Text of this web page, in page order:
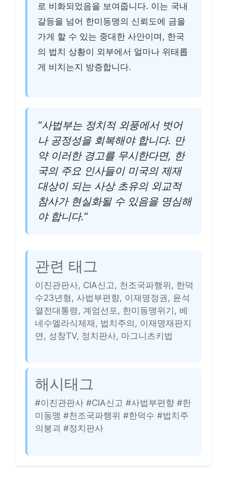
로 비화되었음을 보여줍니다. 이는 국내
갈등을 넘어 한미동맹의 신뢰도에 금을
가게 할 수 있는 중대한 사안이며, 한국
의 법치 상황이 외부에서 얼마나 위태롭
게 비치는지 방증합니다.
“사법부는 정치적 외풍에서 벗어
나 공정성을 회복해야 합니다. 만
약 이러한 경고를 무시한다면, 한
국의 주요 인사들이 미국의 제재
대상이 되는 사상 초유의 외교적
참사가 현실화될 수 있음을 명심해
야 합니다.”
관련 태그
이진관판사, CIA신고, 천조국파행위, 한덕
수23년형, 사법부편향, 이재명정권, 윤석
열전대통령, 계엄선포, 한미동맹위기, 베
네수엘라식제재, 법치주의, 이재명재판지
연, 성창TV, 정치판사, 마그니츠키법
해시태그
#이진관판사 #CIA신고 #사법부편향 #한
미동맹 #천조국파행위 #한덕수 #법치주
의붕괴 #정치판사